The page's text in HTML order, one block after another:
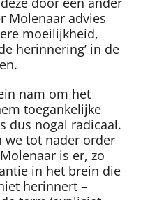
Molenaar advies
moeilijkheid,
herinnering’ in de
nam om het
toegankelijke
dus nogal radicaal.
we tot nader order
is er, zo
in het brein die
herinnert –